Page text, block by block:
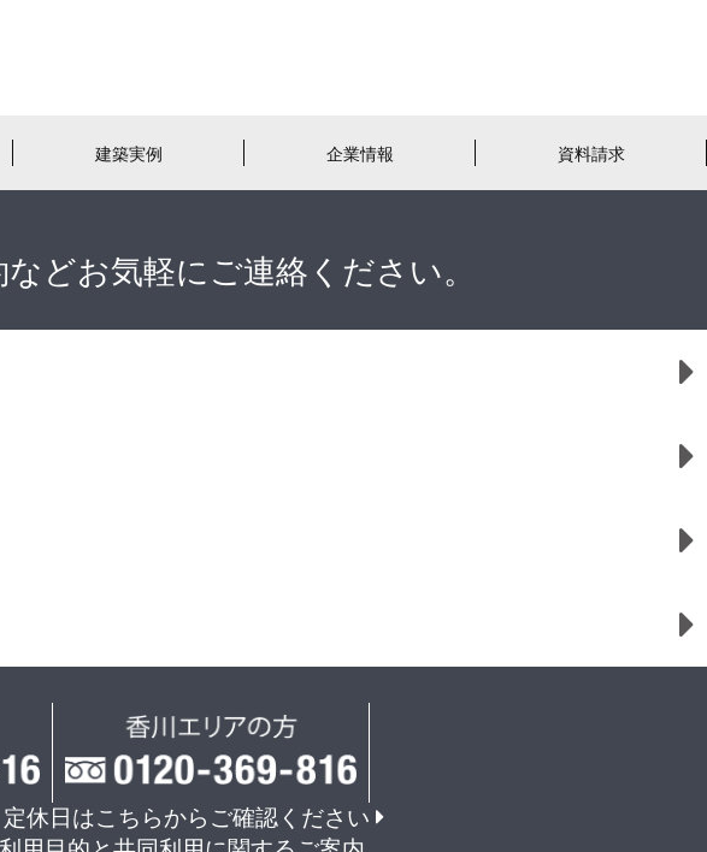
建築実例 企業情報 資料請求
どお気軽にご連絡ください。
定休日はこちらからご確認ください